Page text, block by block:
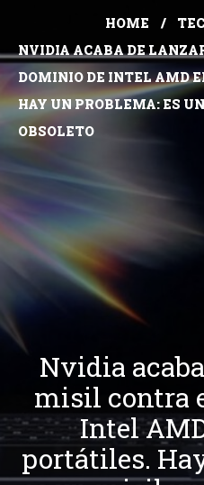
HOME
NVIDIA ACABA DE
DOMINIO DE INTEL AMD
HAY UN PROBLEMA: ES
OBSOLETO
Nvidia
misil contra
Intel
portátiles.